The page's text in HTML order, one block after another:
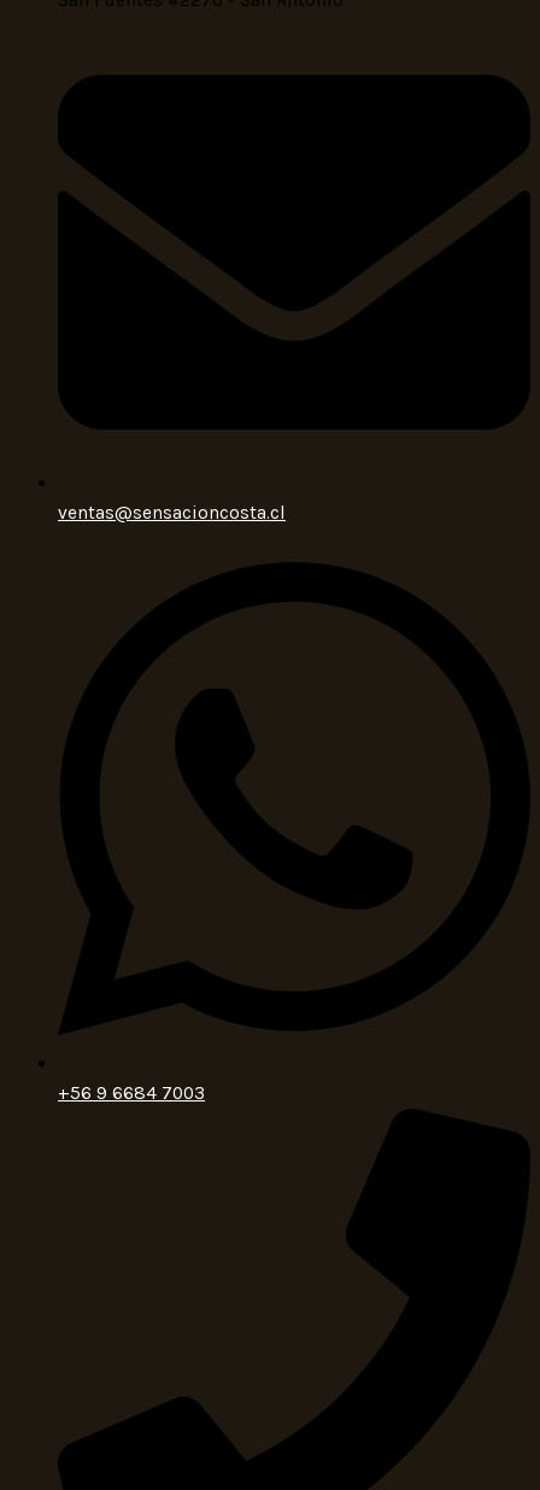
ventas@sensacioncosta.cl
+56 9 6684 7003